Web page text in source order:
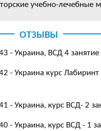
учебно-лечебные
ОТЗЫВЫ
- Украина, ВСД 4 занятие
- Украина курс Лабиринт
- Украина, курс ВСД- 2
- Украина, курс ВСД - 1